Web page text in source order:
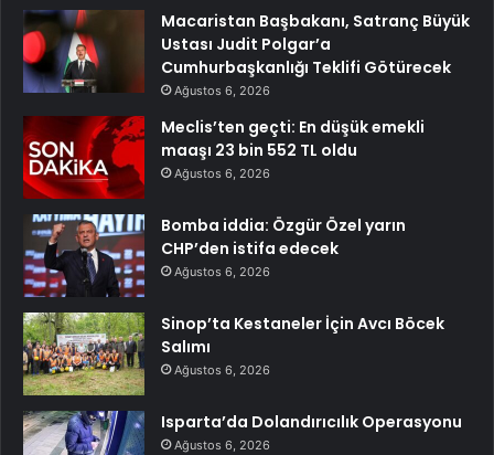
Macaristan Başbakanı, Satranç Büyük
Ustası Judit Polgar’a
Cumhurbaşkanlığı Teklifi Götürecek
Ağustos 6, 2026
Meclis’ten geçti: En düşük emekli
maaşı 23 bin 552 TL oldu
Ağustos 6, 2026
Bomba iddia: Özgür Özel yarın
CHP’den istifa edecek
Ağustos 6, 2026
Sinop’ta Kestaneler İçin Avcı Böcek
Salımı
Ağustos 6, 2026
Isparta’da Dolandırıcılık Operasyonu
Ağustos 6, 2026